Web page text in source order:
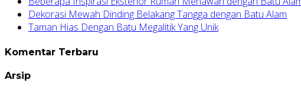
Dekorasi Mewah Dinding Belakang Tangga dengan Batu Alam
Taman Hias Dengan Batu Megalitik Yang Unik
Komentar Terbaru
Arsip